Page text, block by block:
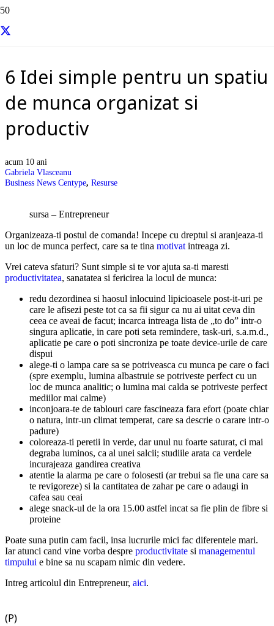
6 Idei simple pentru un spatiu
de munca organizat si
productiv
acum 10 ani
Gabriela Vlasceanu
Business News Centype, Resurse
sursa – Entrepreneur
Organizeaza-ti postul de comanda! Incepe cu dreptul si aranjeaza-ti
un loc de munca perfect, care sa te tina motivat intreaga zi.
Vrei cateva sfaturi? Sunt simple si te vor ajuta sa-ti maresti
productivitatea, sanatatea si fericirea la locul de munca:
redu dezordinea si haosul inlocuind lipicioasele post-it-uri pe
care le afisezi peste tot ca sa fii sigur ca nu ai uitat ceva din
ceea ce aveai de facut; incarca intreaga lista de „to do” intr-o
singura aplicatie, in care poti seta remindere, task-uri, s.a.m.d.,
aplicatie pe care o poti sincroniza pe toate device-urile de care
dispui
alege-ti o lampa care sa se potriveasca cu munca pe care o faci
(spre exemplu, lumina albastruie se potriveste perfect cu un
loc de munca analitic; o lumina mai calda se potriveste perfect
mediilor mai calme)
inconjoara-te de tablouri care fascineaza fara efort (poate chiar
o natura, intr-un climat temperat, care sa descrie o carare intr-o
padure)
coloreaza-ti peretii in verde, dar unul nu foarte saturat, ci mai
degraba luminos, ca al unei salcii; studiile arata ca verdele
incurajeaza gandirea creativa
atentie la alarma pe care o folosesti (ar trebui sa fie una care sa
te revigoreze) si la cantitatea de zahar pe care o adaugi in
cafea sau ceai
alege snack-ul de la ora 15.00 astfel incat sa fie plin de fibre si
proteine
Poate suna putin cam facil, insa lucrurile mici fac diferentele mari.
Iar atunci cand vine vorba despre productivitate si managementul
timpului e bine sa nu scapam nimic din vedere.
Intreg articolul din Entrepreneur, aici.
(P)